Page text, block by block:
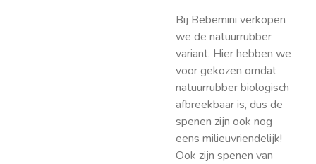
Bij Bebemini verkopen
we de natuurrubber
variant. Hier hebben we
voor gekozen omdat
natuurrubber biologisch
afbreekbaar is, dus de
spenen zijn ook nog
eens milieuvriendelijk!
Ook zijn spenen van